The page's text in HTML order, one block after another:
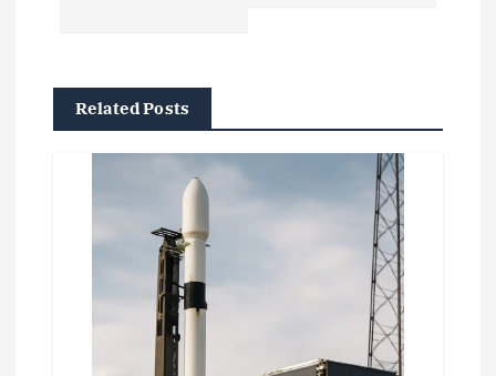
ó
n
Related Posts